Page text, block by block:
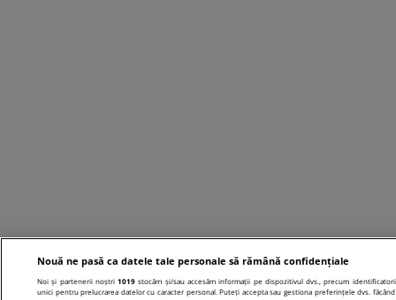
Nouă ne pasă ca datele tale personale să rămână confidențiale
Noi și partenerii noștri1019 stocăm și/sau accesăm informații pe dispozitivul dvs., precum
unici pentru prelucrarea datelor cu caracter personal. Puteți accepta sau gestiona preferințele dvs. făcând